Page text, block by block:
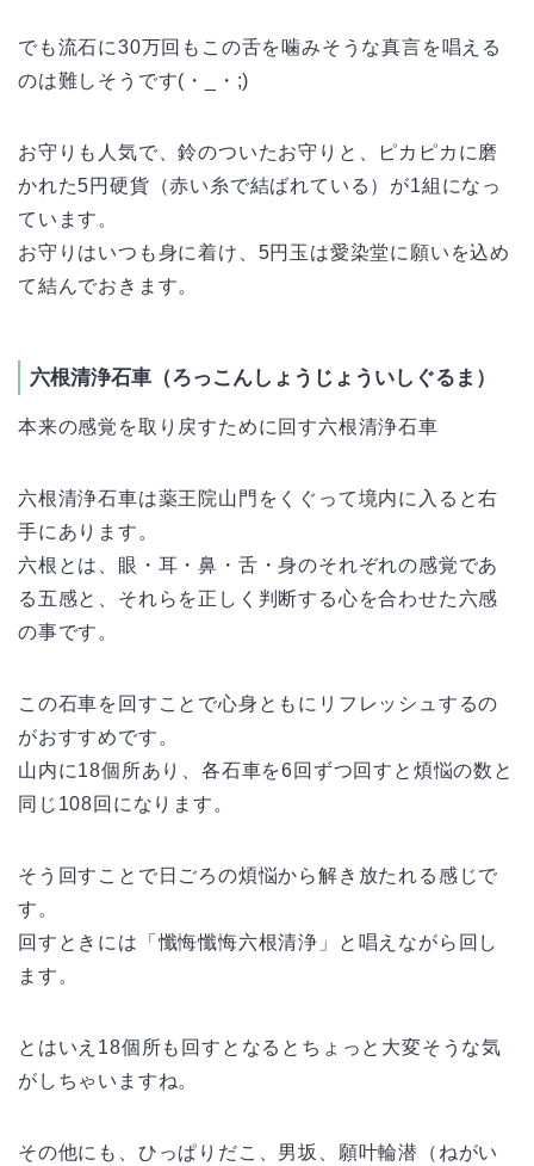
でも流石に30万回もこの舌を噛みそうな真言を唱える
のは難しそうです(・_・;)
お守りも人気で、鈴のついたお守りと、ピカピカに磨
かれた5円硬貨（赤い糸で結ばれている）が1組になっ
ています。
お守りはいつも身に着け、5円玉は愛染堂に願いを込め
て結んでおきます。
六根清浄石車（ろっこんしょうじょういしぐるま）
本来の感覚を取り戻すために回す六根清浄石車
六根清浄石車は薬王院山門をくぐって境内に入ると右
手にあります。
六根とは、眼・耳・鼻・舌・身のそれぞれの感覚であ
る五感と、それらを正しく判断する心を合わせた六感
の事です。
この石車を回すことで心身ともにリフレッシュするの
がおすすめです。
山内に18個所あり、各石車を6回ずつ回すと煩悩の数と
同じ108回になります。
そう回すことで日ごろの煩悩から解き放たれる感じで
す。
回すときには「懺悔懺悔六根清浄」と唱えながら回し
ます。
とはいえ18個所も回すとなるとちょっと大変そうな気
がしちゃいますね。
その他にも、ひっぱりだこ、男坂、願叶輪潜（ねがい